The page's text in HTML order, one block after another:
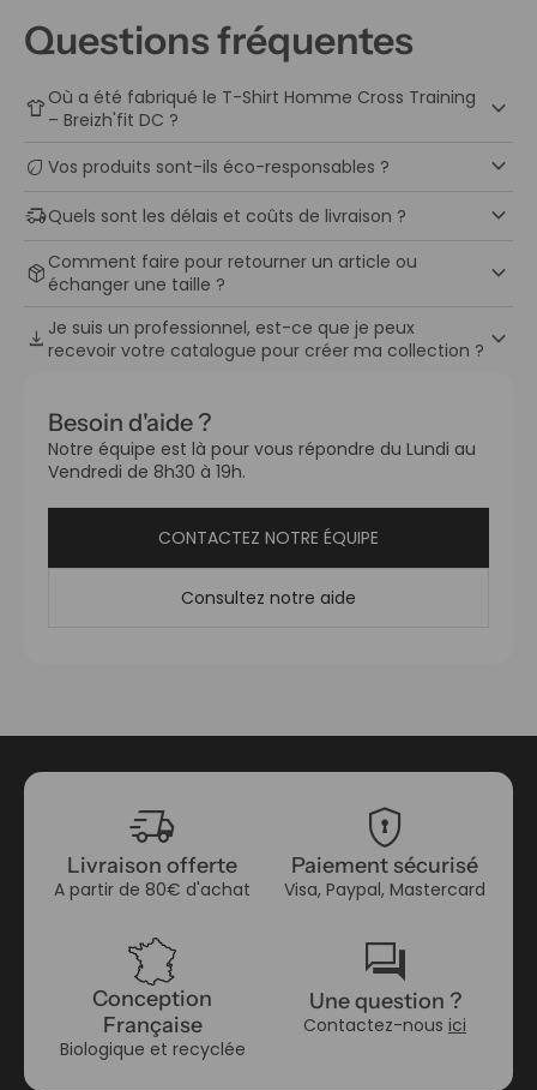
Besoin d'aide ?
Notre équipe est là pour vous répondre du Lundi au
Vendredi de 8h30 à 19h.
CONTACTEZ NOTRE ÉQUIPE
Consultez notre aide
Questions fréquentes
apparelOù a été fabriqué le T-Shirt Homme Cross Training
– Breizh'fit DC ?
keyboard_arrow_down
eco Vos produits sont-ils éco-responsables ? keyboard_arrow_down
delivery_truck_speedQuels sont les délais et coûts de livraison ? keyboard_arrow_down
package_2 Comment faire pour retourner un article ou
échanger une taille ?
keyboard_arrow_down
download Je suis un professionnel, est-ce que je peux
recevoir votre catalogue pour créer ma collection ? keyboard_arrow_down
delivery_truck_speed
Livraison offerte
A partir de 80€ d'achat
encrypted
Paiement sécurisé
Visa, Paypal, Mastercard
Conception
Française
Biologique et recyclée
forum
Une question ?
Contactez-nous ici